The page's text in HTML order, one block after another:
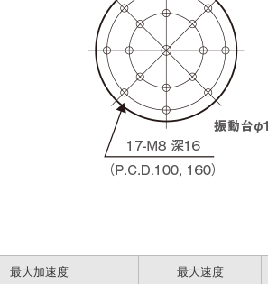
最大加速度
最大速度